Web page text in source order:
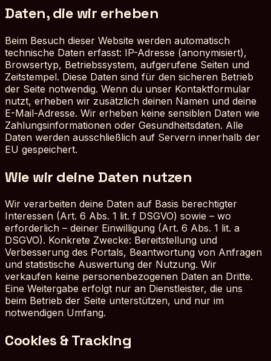
Daten, die wir erheben
Beim Besuch dieser Website werden automatisch
technische Daten erfasst: IP-Adresse (anonymisiert),
Browsertyp, Betriebssystem, aufgerufene Seiten und
Zeitstempel. Diese Daten sind für den sicheren Betrieb
der Seite notwendig. Wenn du unser Kontaktformular
nutzt, erheben wir zusätzlich deinen Namen und deine
E-Mail-Adresse. Wir erheben keine sensiblen Daten wie
Zahlungsinformationen oder Gesundheitsdaten. Alle
Daten werden ausschließlich auf Servern innerhalb der
EU gespeichert.
Wie wir deine Daten nutzen
Wir verarbeiten deine Daten auf Basis berechtigter
Interessen (Art. 6 Abs. 1 lit. f DSGVO) sowie – wo
erforderlich – deiner Einwilligung (Art. 6 Abs. 1 lit. a
DSGVO). Konkrete Zwecke: Bereitstellung und
Verbesserung des Portals, Beantwortung von Anfragen
und statistische Auswertung der Nutzung. Wir
verkaufen keine personenbezogenen Daten an Dritte.
Eine Weitergabe erfolgt nur an Dienstleister, die uns
beim Betrieb der Seite unterstützen, und nur im
notwendigen Umfang.
Cookies & Tracking